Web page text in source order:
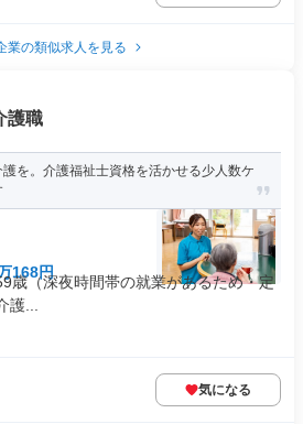
業の類似求人を見る
護職
を。介護福祉士資格を活かせる少人数ケ
168円
歳（深夜時間帯の就業があるため・定
...
気になる